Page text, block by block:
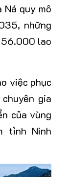
Ná quy mô
những
56.000 lao
việc phục
gia
của vùng
tỉnh Ninh